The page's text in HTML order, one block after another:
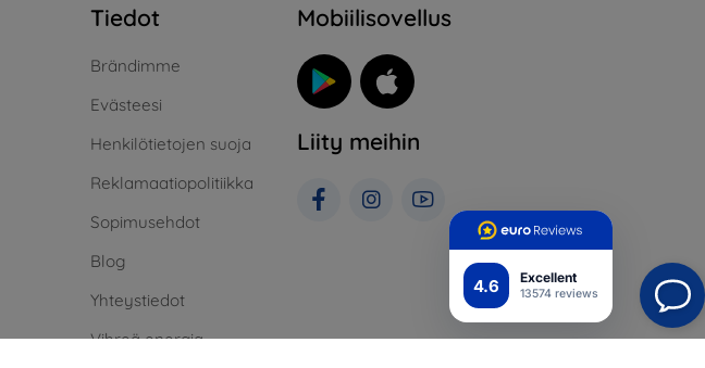
4.6 Excellent
13574 reviews
Tiedot
Brändimme
Evästeesi
Henkilötietojen suoja
Reklamaatiopolitiikka
Sopimusehdot
Blog
Yhteystiedot
Vihreä energia
Mobiilisovellus
Liity meihin